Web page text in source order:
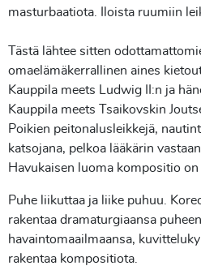
masturbaatiota. Iloista ruumiin
Tästä lähtee sitten
omaelämäkerrallinen aines
Kauppila meets Ludwig II:n ja
Kauppila meets Tsaikovskin
Poikien peitonalusleikkejä,
katsojana, pelkoa lääkärin
Havukaisen luoma kompositio on
Puhe liikuttaa ja liike puhuu.
rakentaa dramaturgiaansa
havaintomaailmaansa,
rakentaa kompositiota.